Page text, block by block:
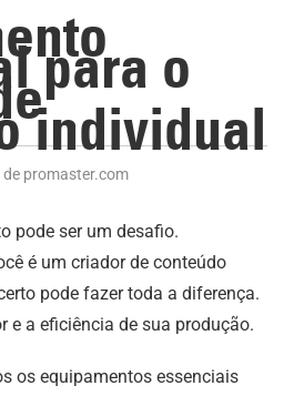
para o
individual
de promaster.com
pode ser um desafio.
é um criador de conteúdo
pode fazer toda a diferença.
e a eficiência de sua produção.
os equipamentos essenciais